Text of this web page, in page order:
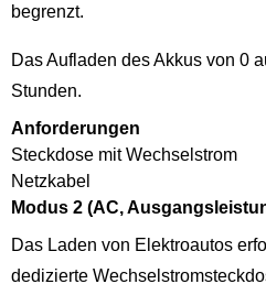
begrenzt.
Das Aufladen des Akkus von 0
Stunden.
Anforderungen
Steckdose mit Wechselstrom
Netzkabel
Modus 2 (AC,
Das Laden von Elektroautos
dedizierte